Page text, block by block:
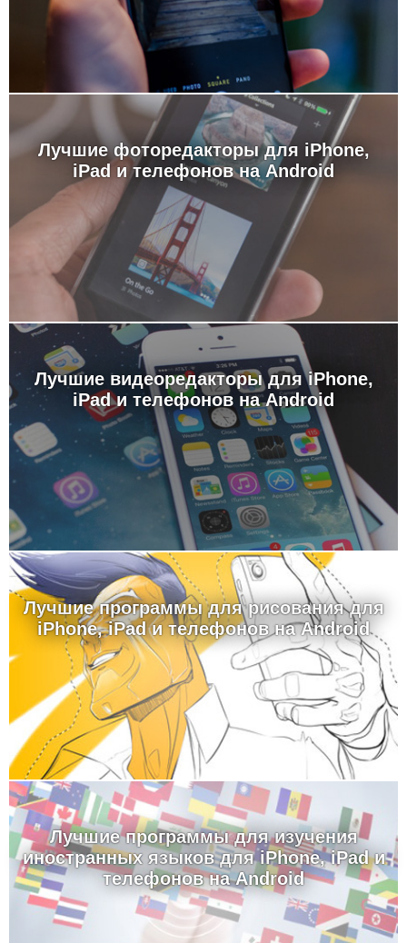
Лучшие фоторедакторы для iPhone,
iPad и телефонов на Android
Лучшие видеоредакторы для iPhone,
iPad и телефонов на Android
Лучшие программы для рисования для
iPhone, iPad и телефонов на Android
Лучшие программы для изучения
иностранных языков для iPhone, iPad и
телефонов на Android